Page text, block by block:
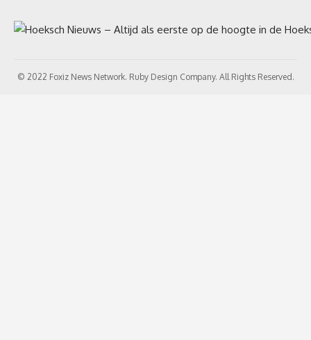
© 2022 Foxiz News Network. Ruby Design Company. All Rights Reserved.